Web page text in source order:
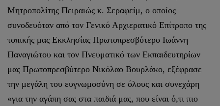
Μητροπολίτης Πειραιώς κ. Σεραφείμ, ο οποίος
συνοδευόταν από τον Γενικό Αρχιερατικό Επίτροπο της
τοπικής μας Εκκλησίας Πρωτοπρεσβύτερο Ιωάννη
Παναγιώτου και τον Πνευματικό των Εκπαιδευτηρίων
μας Πρωτοπρεσβύτερο Νικόλαο Βουρλάκο, εξέφρασε
την μεγάλη του ευγνωμοσύνη σε όλους και συνεχάρη
«για την αγάπη σας στα παιδιά μας, που είναι ό,τι πιο